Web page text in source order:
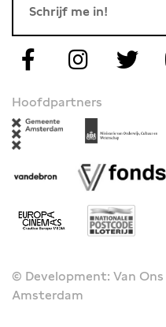
Hoofdpartners
© Development: Van
Amsterdam